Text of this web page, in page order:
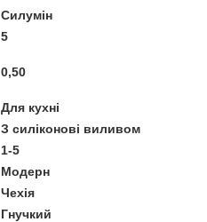
Силумін
5
0,50
Для кухні
З силіконові виливом
1-5
Модерн
Чехія
Гнучкий